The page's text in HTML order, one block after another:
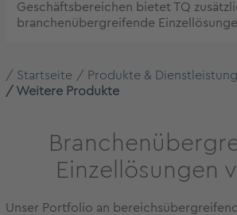
Geschäftsbereichen bietet TQ
branchenübergreifende
Startseite
Produkte &
Weitere Produkte
Einzellösungen
Unser Portfolio an